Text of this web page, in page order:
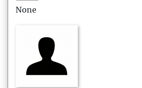
None